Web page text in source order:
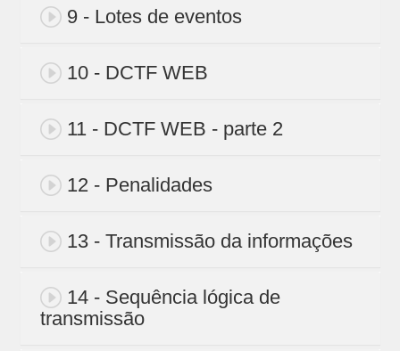
9 - Lotes de eventos
10 - DCTF WEB
11 - DCTF WEB - parte 2
12 - Penalidades
13 - Transmissão da informações
14 - Sequência lógica de
transmissão